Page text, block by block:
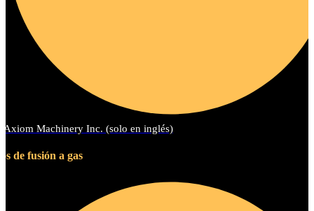
Axiom Machinery Inc. (solo en inglés)
de fusión a gas